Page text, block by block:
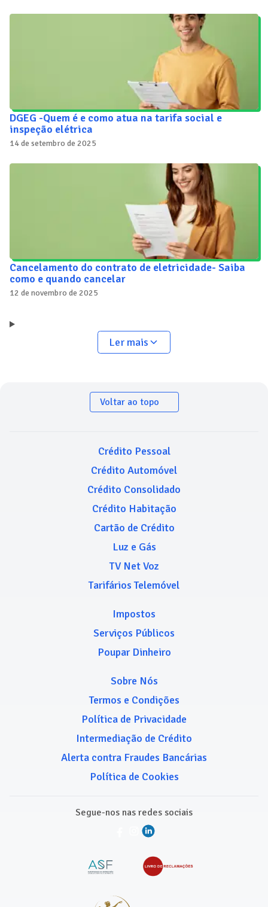
DGEG -Quem é e como atua na tarifa social e
inspeção elétrica
14 de setembro de 2025
Cancelamento do contrato de eletricidade- Saiba
como e quando cancelar
12 de novembro de 2025
Ler mais
Voltar ao topo
Crédito Pessoal
Crédito Automóvel
Crédito Consolidado
Crédito Habitação
Cartão de Crédito
Luz e Gás
TV Net Voz
Tarifários Telemóvel
Impostos
Serviços Públicos
Poupar Dinheiro
Sobre Nós
Termos e Condições
Política de Privacidade
Intermediação de Crédito
Alerta contra Fraudes Bancárias
Política de Cookies
Segue-nos nas redes sociais